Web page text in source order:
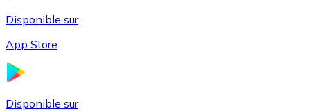
Disponible sur
App Store
Disponible sur